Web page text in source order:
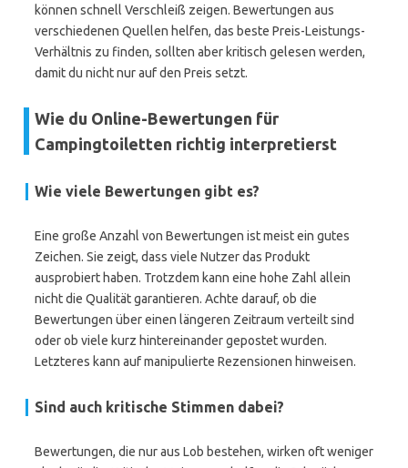
können schnell Verschleiß zeigen. Bewertungen aus
verschiedenen Quellen helfen, das beste Preis-Leistungs-
Verhältnis zu finden, sollten aber kritisch gelesen werden,
damit du nicht nur auf den Preis setzt.
Wie du Online-Bewertungen für
Campingtoiletten richtig interpretierst
Wie viele Bewertungen gibt es?
Eine große Anzahl von Bewertungen ist meist ein gutes
Zeichen. Sie zeigt, dass viele Nutzer das Produkt
ausprobiert haben. Trotzdem kann eine hohe Zahl allein
nicht die Qualität garantieren. Achte darauf, ob die
Bewertungen über einen längeren Zeitraum verteilt sind
oder ob viele kurz hintereinander gepostet wurden.
Letzteres kann auf manipulierte Rezensionen hinweisen.
Sind auch kritische Stimmen dabei?
Bewertungen, die nur aus Lob bestehen, wirken oft weniger